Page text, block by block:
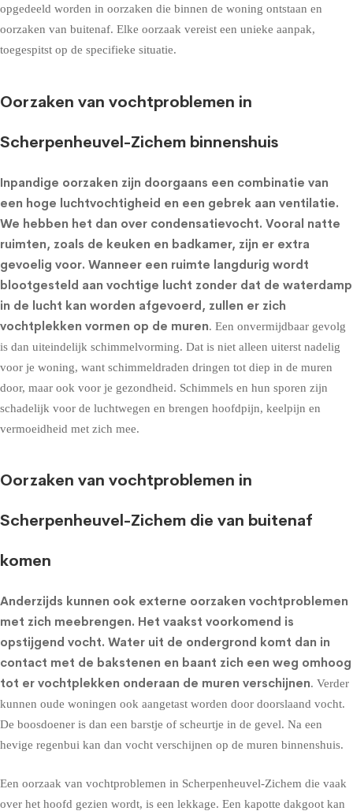
opgedeeld worden in oorzaken die binnen de woning ontstaan en
oorzaken van buitenaf. Elke oorzaak vereist een unieke aanpak,
toegespitst op de specifieke situatie.
Oorzaken van vochtproblemen in
Scherpenheuvel-Zichem binnenshuis
Inpandige oorzaken zijn doorgaans een combinatie van
een hoge luchtvochtigheid en een gebrek aan ventilatie.
We hebben het dan over condensatievocht. Vooral natte
ruimten, zoals de keuken en badkamer, zijn er extra
gevoelig voor. Wanneer een ruimte langdurig wordt
blootgesteld aan vochtige lucht zonder dat de waterdamp
in de lucht kan worden afgevoerd, zullen er zich
vochtplekken vormen op de muren. Een onvermijdbaar gevolg
is dan uiteindelijk schimmelvorming. Dat is niet alleen uiterst nadelig
voor je woning, want schimmeldraden dringen tot diep in de muren
door, maar ook voor je gezondheid. Schimmels en hun sporen zijn
schadelijk voor de luchtwegen en brengen hoofdpijn, keelpijn en
vermoeidheid met zich mee.
Oorzaken van vochtproblemen in
Scherpenheuvel-Zichem die van buitenaf
komen
Anderzijds kunnen ook externe oorzaken vochtproblemen
met zich meebrengen. Het vaakst voorkomend is
opstijgend vocht. Water uit de ondergrond komt dan in
contact met de bakstenen en baant zich een weg omhoog
tot er vochtplekken onderaan de muren verschijnen. Verder
kunnen oude woningen ook aangetast worden door doorslaand vocht.
De boosdoener is dan een barstje of scheurtje in de gevel. Na een
hevige regenbui kan dan vocht verschijnen op de muren binnenshuis.
Een oorzaak van vochtproblemen in Scherpenheuvel-Zichem die vaak
over het hoofd gezien wordt, is een lekkage. Een kapotte dakgoot kan